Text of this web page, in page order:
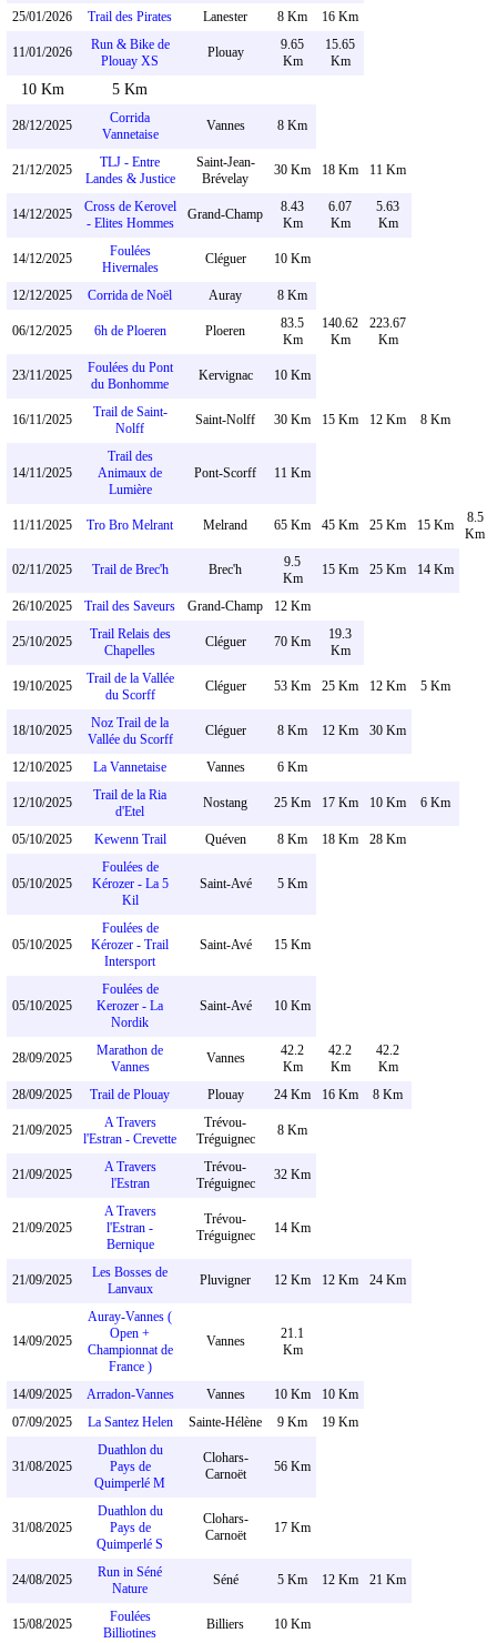
25/01/2026 Trail des Pirates Lanester 8 Km 16 Km
11/01/2026
Run & Bike de
Plouay XS
Plouay
9.65
Km
15.65
Km
10 Km 5 Km
28/12/2025
Corrida
Vannetaise
Vannes 8 Km
21/12/2025
TLJ - Entre
Landes & Justice
Saint-Jean-
Brévelay
30 Km 18 Km 11 Km
14/12/2025
Cross de Kerovel
- Elites Hommes
Grand-Champ
8.43
Km
6.07
Km
5.63
Km
14/12/2025
Foulées
Hivernales
Cléguer 10 Km
12/12/2025 Corrida de Noël Auray 8 Km
06/12/2025 6h de Ploeren Ploeren
83.5
Km
140.62
Km
223.67
Km
23/11/2025
Foulées du Pont
du Bonhomme
Kervignac 10 Km
16/11/2025
Trail de Saint-
Nolff
Saint-Nolff 30 Km 15 Km 12 Km 8 Km
14/11/2025
Trail des
Animaux de
Lumière
Pont-Scorff 11 Km
11/11/2025 Tro Bro Melrant Melrand 65 Km 45 Km 25 Km 15 Km
8.5
Km
02/11/2025 Trail de Brec'h Brec'h
9.5
Km
15 Km 25 Km 14 Km
26/10/2025 Trail des Saveurs Grand-Champ 12 Km
25/10/2025
Trail Relais des
Chapelles
Cléguer 70 Km
19.3
Km
19/10/2025
Trail de la Vallée
du Scorff
Cléguer 53 Km 25 Km 12 Km 5 Km
18/10/2025
Noz Trail de la
Vallée du Scorff
Cléguer 8 Km 12 Km 30 Km
12/10/2025 La Vannetaise Vannes 6 Km
12/10/2025
Trail de la Ria
d'Etel
Nostang 25 Km 17 Km 10 Km 6 Km
05/10/2025 Kewenn Trail Quéven 8 Km 18 Km 28 Km
05/10/2025
Foulées de
Kérozer - La 5
Kil
Saint-Avé 5 Km
05/10/2025
Foulées de
Kérozer - Trail
Intersport
Saint-Avé 15 Km
05/10/2025
Foulées de
Kerozer - La
Nordik
Saint-Avé 10 Km
28/09/2025
Marathon de
Vannes
Vannes
42.2
Km
42.2
Km
42.2
Km
28/09/2025
Trail de Plouay Plouay 24 Km 16 Km 8 Km
21/09/2025
A Travers
l'Estran - Crevette
Trévou-
Tréguignec
8 Km
21/09/2025
A Travers
l'Estran
Trévou-
Tréguignec
32 Km
21/09/2025
A Travers
l'Estran -
Bernique
Trévou-
Tréguignec
14 Km
21/09/2025
Les Bosses de
Lanvaux
Pluvigner 12 Km 12 Km 24 Km
14/09/2025
Auray-Vannes (
Open +
Championnat de
France )
Vannes
21.1
Km
14/09/2025 Arradon-Vannes Vannes 10 Km
10 Km
07/09/2025
La Santez Helen Sainte-Hélène 9 Km 19 Km
31/08/2025
Duathlon du
Pays de
Quimperlé M
Clohars-
Carnoët
56 Km
31/08/2025
Duathlon du
Pays de
Quimperlé S
Clohars-
Carnoët
17 Km
24/08/2025
Run in Séné
Nature
Séné 5 Km 12 Km 21 Km
15/08/2025
Foulées
Billiotines
Billiers 10 Km